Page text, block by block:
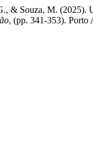
& Souza, M. (2025).
, (pp. 341-353). Porto